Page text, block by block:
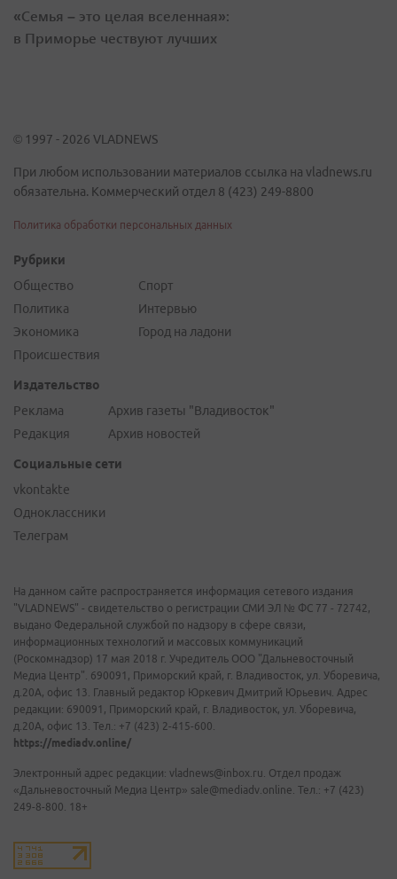
«Семья – это целая вселенная»:
в Приморье чествуют лучших
© 1997 - 2026 VLADNEWS
При любом использовании материалов ссылка на vladnews.ru
обязательна. Коммерческий отдел 8 (423) 249-8800
Политика обработки персональных данных
Рубрики
Общество
Политика
Экономика
Происшествия
Спорт
Интервью
Город на ладони
Издательство
Реклама
Редакция
Архив газеты "Владивосток"
Архив новостей
Социальные сети
vkontakte
Одноклассники
Телеграм
На данном сайте распространяется информация сетевого издания
"VLADNEWS" - свидетельство о регистрации СМИ ЭЛ № ФС 77 - 72742,
выдано Федеральной службой по надзору в сфере связи,
информационных технологий и массовых коммуникаций
(Роскомнадзор) 17 мая 2018 г. Учредитель ООО "Дальневосточный
Медиа Центр". 690091, Приморский край, г. Владивосток, ул. Уборевича,
д.20А, офис 13. Главный редактор Юркевич Дмитрий Юрьевич. Адрес
редакции: 690091, Приморский край, г. Владивосток, ул. Уборевича,
д.20А, офис 13. Тел.: +7 (423) 2-415-600.
https://mediadv.online/
Электронный адрес редакции: vladnews@inbox.ru. Отдел продаж
«Дальневосточный Медиа Центр» sale@mediadv.online. Тел.: +7 (423)
249-8-800. 18+